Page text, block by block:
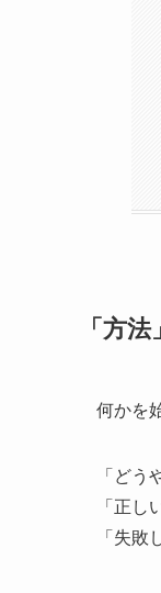
「方
何かを
「どう
「正し
「失敗